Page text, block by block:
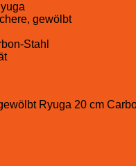
gewölbt
Stahl
Ryuga 20 cm